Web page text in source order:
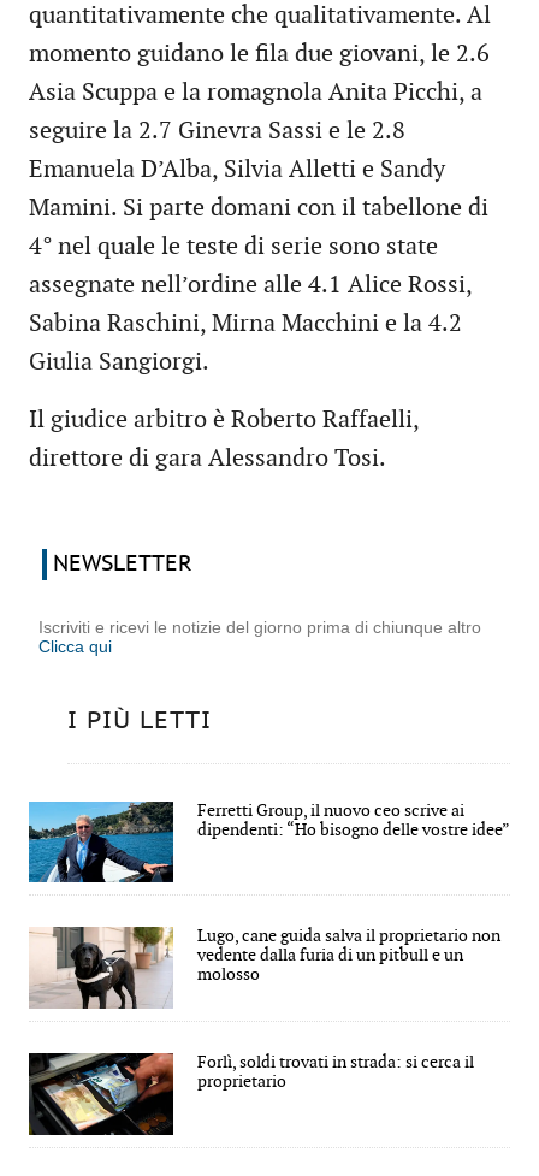
quantitativamente che qualitativamente. Al
momento guidano le fila due giovani, le 2.6
Asia Scuppa e la romagnola Anita Picchi, a
seguire la 2.7 Ginevra Sassi e le 2.8
Emanuela D’Alba, Silvia Alletti e Sandy
Mamini. Si parte domani con il tabellone di
4° nel quale le teste di serie sono state
assegnate nell’ordine alle 4.1 Alice Rossi,
Sabina Raschini, Mirna Macchini e la 4.2
Giulia Sangiorgi.
Il giudice arbitro è Roberto Raffaelli,
direttore di gara Alessandro Tosi.
NEWSLETTER
Iscriviti e ricevi le notizie del giorno prima di chiunque altro
Clicca qui
I PIÙ LETTI
Ferretti Group, il nuovo ceo scrive ai
dipendenti: “Ho bisogno delle vostre idee”
Lugo, cane guida salva il proprietario non
vedente dalla furia di un pitbull e un
molosso
Forlì, soldi trovati in strada: si cerca il
proprietario